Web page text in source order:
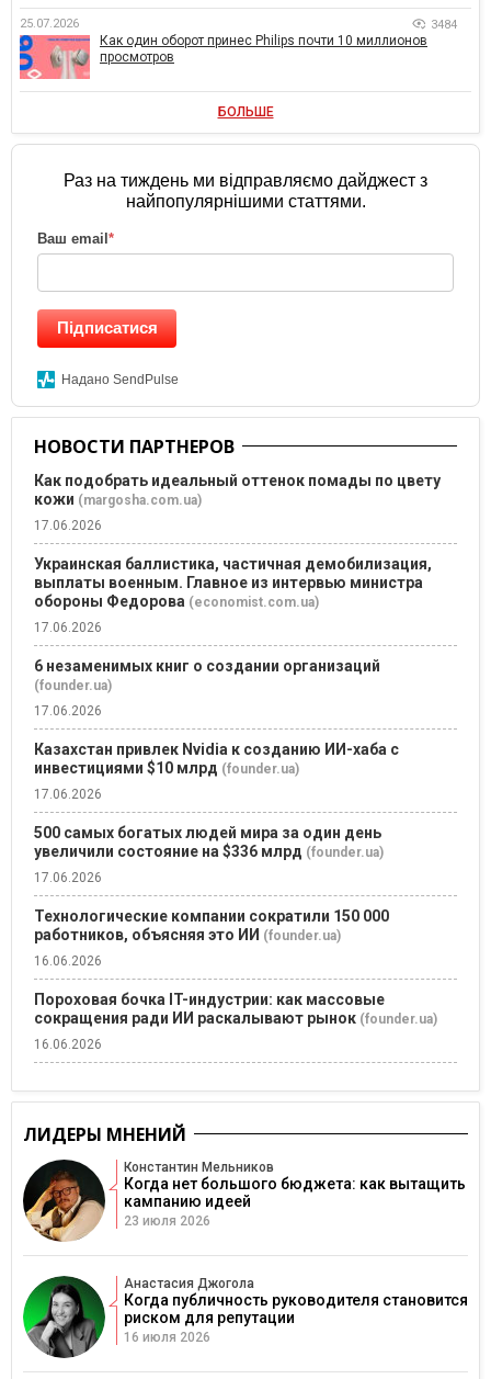
25.07.2026 3484
Как один оборот принес Philips почти 10 миллионов
просмотров
БОЛЬШЕ
Раз на тиждень ми відправляємо дайджест з
найпопулярнішими статтями.
Ваш email *
Підписатися
Надано SendPulse
НОВОСТИ ПАРТНЕРОВ
Как подобрать идеальный оттенок помады по цвету
кожи (margosha.com.ua)
17.06.2026
Украинская баллистика, частичная демобилизация,
выплаты военным. Главное из интервью министра
обороны Федорова (economist.com.ua)
17.06.2026
6 незаменимых книг о создании организаций
(founder.ua)
17.06.2026
Казахстан привлек Nvidia к созданию ИИ-хаба с
инвестициями $10 млрд (founder.ua)
17.06.2026
500 самых богатых людей мира за один день
увеличили состояние на $336 млрд (founder.ua)
17.06.2026
Технологические компании сократили 150 000
работников, объясняя это ИИ (founder.ua)
16.06.2026
Пороховая бочка IT-индустрии: как массовые
сокращения ради ИИ раскалывают рынок (founder.ua)
16.06.2026
ЛИДЕРЫ МНЕНИЙ
Константин Мельников
Когда нет большого бюджета: как вытащить
кампанию идеей
23 июля 2026
Анастасия Джогола
Когда публичность руководителя становится
риском для репутации
16 июля 2026